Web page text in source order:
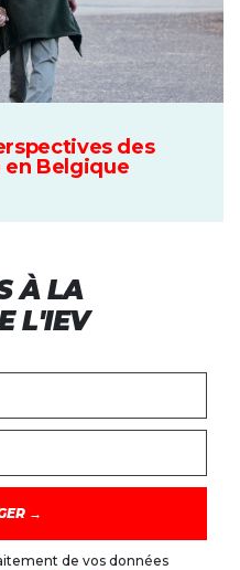
des
Belgique
À LA
L'IEV
de vos données